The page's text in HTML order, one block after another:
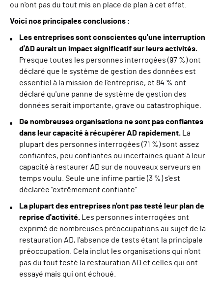
ou n'ont pas du tout mis en place de plan à cet effet.
Voici nos principales conclusions :
Les entreprises sont conscientes qu'une interruption
d'AD aurait un impact significatif sur leurs activités.
Presque toutes les personnes interrogées (97 %) ont
déclaré que le système de gestion des données est
essentiel à la mission de l'entreprise, et 84 % ont
déclaré qu'une panne de système de gestion des
données serait importante, grave ou catastrophique.
De nombreuses organisations ne sont pas confiantes
dans leur capacité à récupérer AD rapidement. La
plupart des personnes interrogées (71 %) sont assez
confiantes, peu confiantes ou incertaines quant à leur
capacité à restaurer AD sur de nouveaux serveurs en
temps voulu. Seule une infime partie (3 %) s'est
déclarée "extrêmement confiante".
La plupart des entreprises n'ont pas testé leur plan de
reprise d'activité.
Les personnes interrogées ont
exprimé de nombreuses préoccupations au sujet de la
restauration AD, l'absence de tests étant la principale
préoccupation. Cela inclut les organisations qui n'ont
pas du tout testé la restauration AD et celles qui ont
essayé mais qui ont échoué.